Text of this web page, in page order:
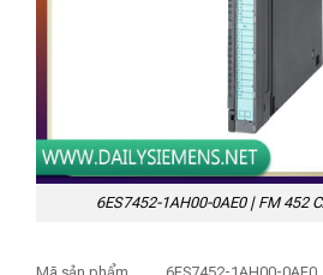
6ES7452-1AH00-0AE0 | FM 452